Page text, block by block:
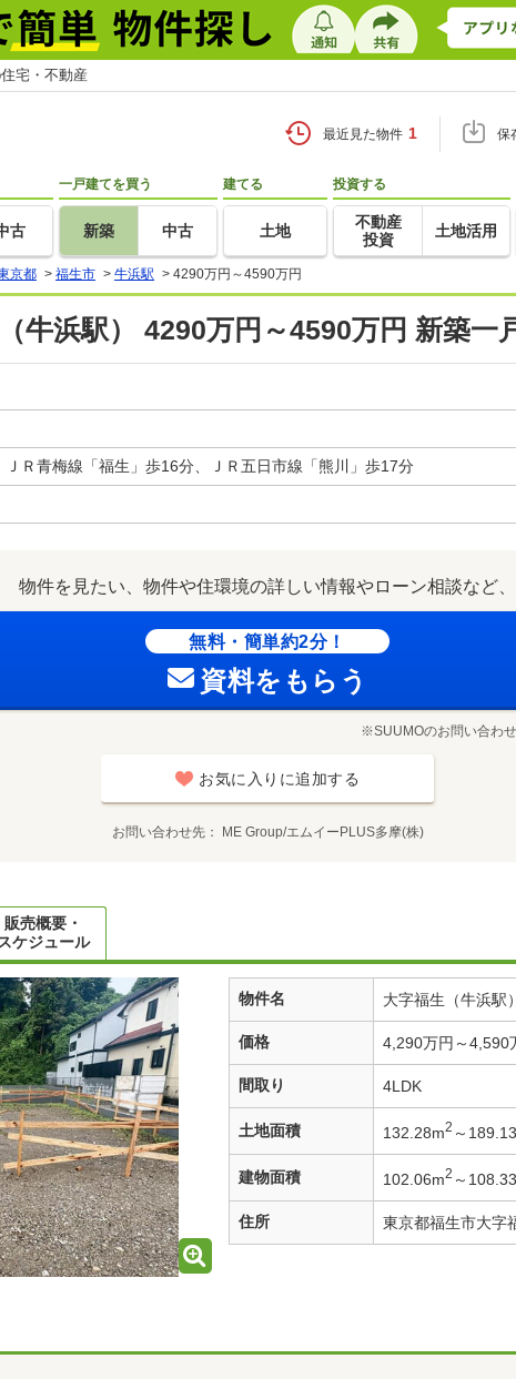
宅・不動産
最近見た物件 1 保
古
一戸建てを買う
新築 中古
建てる
土地
投資する
不動産
投資
土地活用
京都 > 福生市 > 牛浜駅 > 4290万円～4590万円
牛浜駅） 4290万円～4590万円 新築一
ＪＲ青梅線「福生」歩16分、ＪＲ五日市線「熊川」歩17分
物件を見たい、物件や住環境の詳しい情報やローン相談など、
無料・簡単約2分！
資料をもらう
※SUUMOのお問い合わ
お気に入りに追加する
お問い合わせ先 ME Group/エムイーPLUS多摩(株)
販売概要・
スケジュール
物件名 大字福生（牛浜駅
価格 4,290万円～4,590
間取り 4LDK
土地面積 132.28m2 ～
建物面積 102.06m2 ～
住所 東京都福生市大字